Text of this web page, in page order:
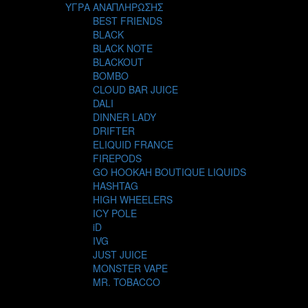
ΥΓΡΑ ΑΝΑΠΛΗΡΩΣΗΣ
BEST FRIENDS
BLACK
BLACK NOTE
BLACKOUT
BOMBO
CLOUD BAR JUICE
DALI
DINNER LADY
DRIFTER
ELIQUID FRANCE
FIREPODS
GO HOOKAH BOUTIQUE LIQUIDS
HASHTAG
HIGH WHEELERS
ICY POLE
iD
IVG
JUST JUICE
MONSTER VAPE
MR. TOBACCO